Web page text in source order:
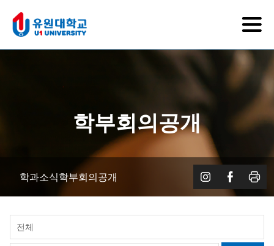
학부회의공개
학과소식학부회의공개
전체